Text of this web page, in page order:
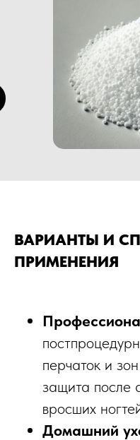
ВАРИАНТЫ И
ПРИМЕНЕНИЯ
перчаток и
защита после
вросших
Домашний